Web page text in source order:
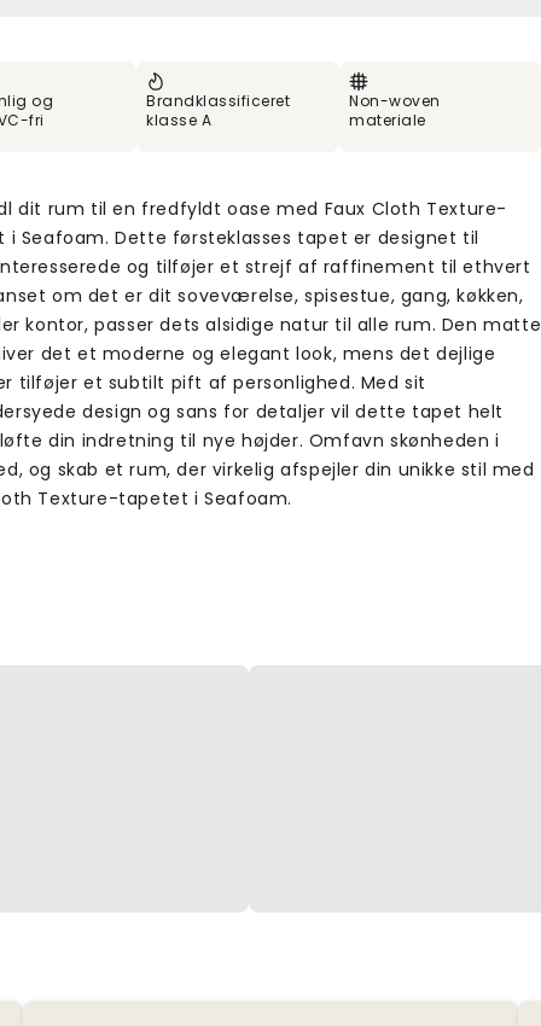
og
fri
Brandklassificeret
klasse A
Non-woven
materiale
dit rum til en fredfyldt oase med Faux Cloth Texture-
i Seafoam. Dette førsteklasses tapet er designet til
og tilføjer et strejf af raffinement til ethvert
om det er dit soveværelse, spisestue, gang, køkken,
kontor, passer dets alsidige natur til alle rum. Den matte
det et moderne og elegant look, mens det dejlige
tilføjer et subtilt pift af personlighed. Med sit
design og sans for detaljer vil dette tapet helt
din indretning til nye højder. Omfavn skønheden i
og skab et rum, der virkelig afspejler din unikke stil med
Texture-tapetet i Seafoam.